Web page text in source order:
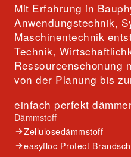
Mit Erfahrung in
Anwendungstechnik,
Maschinentechnik
Technik,
Ressourcenschonung
von der Planung bis
einfach perfekt
Dämmstoff
Zellulosedämmstoff
easyfloc Protect